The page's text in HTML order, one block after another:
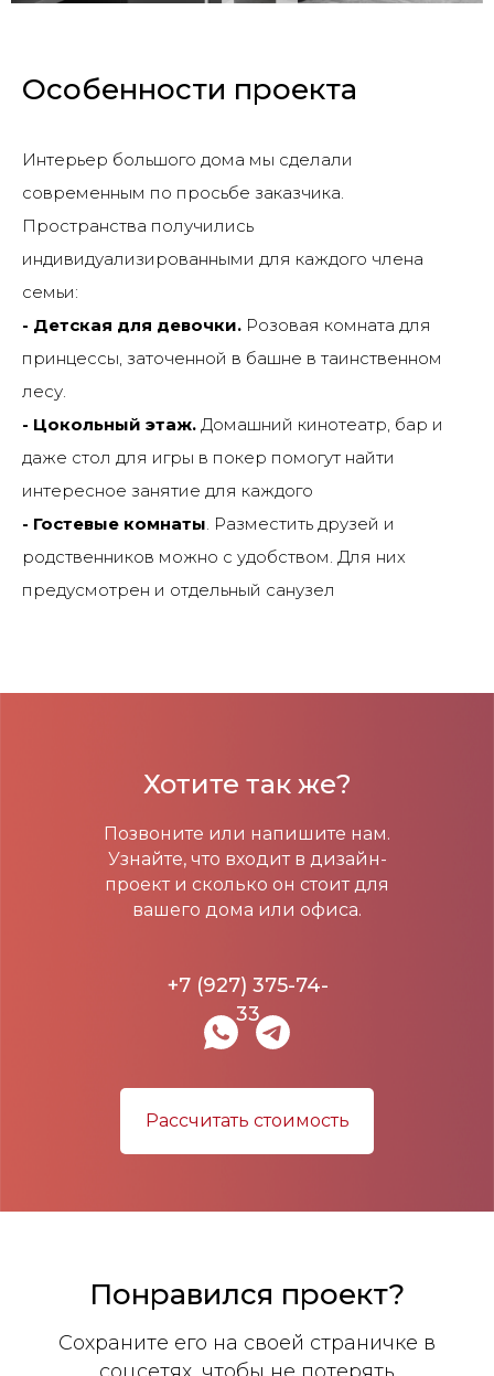
Особенности проекта
Интерьер большого дома мы сделали
современным по просьбе заказчика.
Пространства получились
индивидуализированными для каждого члена
семьи:
- Детская для девочки. Розовая комната для
принцессы, заточенной в башне в таинственном
лесу.
- Цокольный этаж. Домашний кинотеатр, бар и
даже стол для игры в покер помогут найти
интересное занятие для каждого
- Гостевые комнаты. Разместить друзей и
родственников можно с удобством. Для них
предусмотрен и отдельный санузел
Рассчитать стоимость
Хотите так же?
Позвоните или напишите нам.
Узнайте, что входит в дизайн-
проект и сколько он стоит для
вашего дома или офиса.
+7 (927) 375-74-
33
Понравился проект?
Сохраните его на своей страничке в